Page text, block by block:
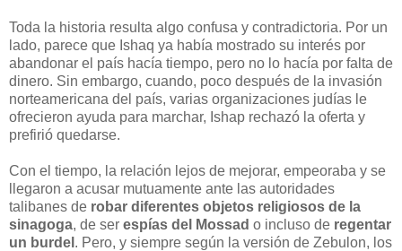
Toda la historia resulta algo confusa y contradictoria. Por un
lado, parece que Ishaq ya había mostrado su interés por
abandonar el país hacía tiempo, pero no lo hacía por falta de
dinero. Sin embargo, cuando, poco después de la invasión
norteamericana del país, varias organizaciones judías le
ofrecieron ayuda para marchar, Ishap rechazó la oferta y
prefirió quedarse.
Con el tiempo, la relación lejos de mejorar, empeoraba y se
llegaron a acusar mutuamente ante las autoridades
talibanes de robar diferentes objetos religiosos de la
sinagoga, de ser espías del Mossad o incluso de regentar
un burdel . Pero, y siempre según la versión de Zebulon, los